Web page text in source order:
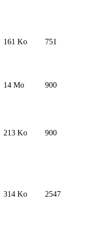
161 Ko 751
14 Mo 900
213 Ko 900
314 Ko 2547